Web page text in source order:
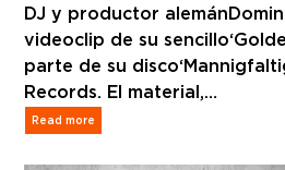
DJ y productor alemán
videoclip de su sencillo
parte de su disco
Records. El material,…
Read more